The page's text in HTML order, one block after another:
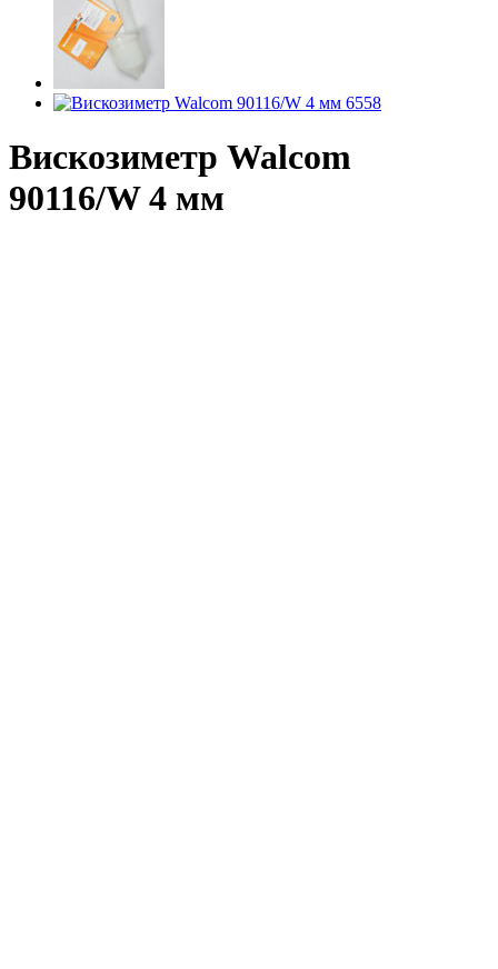
Вискозиметр Walcom
90116/W 4 мм